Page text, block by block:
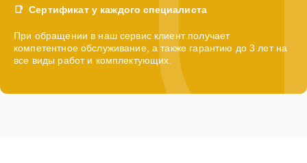
Сертификат у каждого специалиста
При обращении в наш сервис клиент получает
компетентное обслуживание, а также гарантию до 3 лет на
все виды работ и комплектующих.